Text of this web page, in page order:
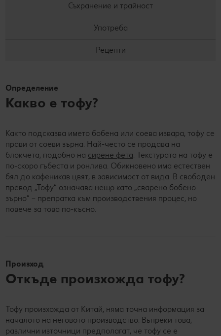
Съхранение и трайност
Употреба
Рецепти
Определение
Какво е тофу?
Както подсказва името бобена или соева извара, тофу се
прави от соеви зърна. Най-често се продава на
блокчета, подобно на сирене фета . Текстурата на тофу е
по-скоро гъбеста и ронлива. Обикновено има естествен
бял до кафеникав цвят, в зависимост от вида. В свободен
превод „Тофу“ означава нещо като „сварено бобено
зърно“ – препратка към производствения процес, но
повече за това по-късно.
Произход
Откъде произхожда тофу?
Тофу произхожда от Китай, няма точна информация за
началото на неговото производство. Въпреки това,
различни източници предполагат, че тофу се е